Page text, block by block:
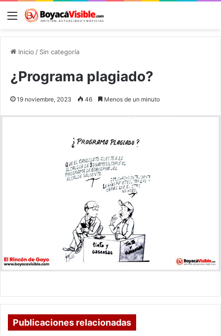
Menú
Inicio / Sin categoría
¿Programa plagiado?
19 noviembre, 2023 46 Menos de un minuto
Publicaciones relacionadas